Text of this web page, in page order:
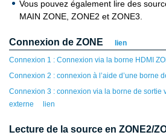
Vous pouvez également lire des
MAIN ZONE, ZONE2 et ZONE3.
Connexion de ZONE
lien
Connexion 1 : Connexion via la borne HDMI
Connexion 2 : connexion à l’aide d’une borne
Connexion 3 : connexion via la borne de sortie
externe
lien
Lecture de la source en ZONE2/